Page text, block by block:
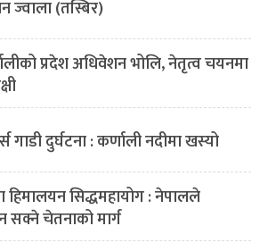
ज्वाला (तस्बिर)
प्रदेश अधिवेशन भोलि, नेतृत्व चयनमा
गाडी दुर्घटना : कर्णाली नदीमा खस्यो
हिमालयन सिद्धमहायोग : नेपालले
सक्ने चेतनाको मार्ग